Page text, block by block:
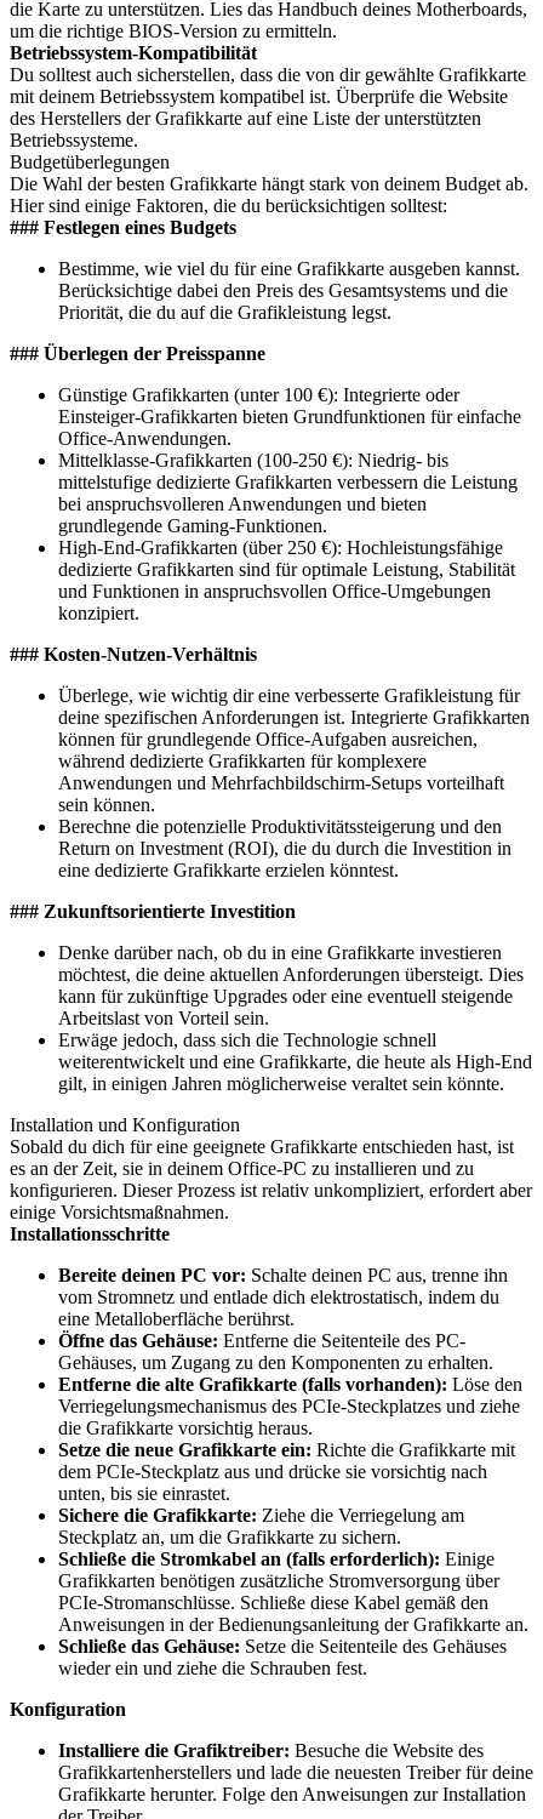
die Karte zu unterstützen. Lies das Handbuch deines Motherboards,
um die richtige BIOS-Version zu ermitteln.
Betriebssystem-Kompatibilität
Du solltest auch sicherstellen, dass die von dir gewählte Grafikkarte
mit deinem Betriebssystem kompatibel ist. Überprüfe die Website
des Herstellers der Grafikkarte auf eine Liste der unterstützten
Betriebssysteme.
Budgetüberlegungen
Die Wahl der besten Grafikkarte hängt stark von deinem Budget ab.
Hier sind einige Faktoren, die du berücksichtigen solltest:
### Festlegen eines Budgets
Bestimme, wie viel du für eine Grafikkarte ausgeben kannst.
Berücksichtige dabei den Preis des Gesamtsystems und die
Priorität, die du auf die Grafikleistung legst.
### Überlegen der Preisspanne
Günstige Grafikkarten (unter 100 €): Integrierte oder
Einsteiger-Grafikkarten bieten Grundfunktionen für einfache
Office-Anwendungen.
Mittelklasse-Grafikkarten (100-250 €): Niedrig- bis
mittelstufige dedizierte Grafikkarten verbessern die Leistung
bei anspruchsvolleren Anwendungen und bieten
grundlegende Gaming-Funktionen.
High-End-Grafikkarten (über 250 €): Hochleistungsfähige
dedizierte Grafikkarten sind für optimale Leistung, Stabilität
und Funktionen in anspruchsvollen Office-Umgebungen
konzipiert.
### Kosten-Nutzen-Verhältnis
Überlege, wie wichtig dir eine verbesserte Grafikleistung für
deine spezifischen Anforderungen ist. Integrierte Grafikkarten
können für grundlegende Office-Aufgaben ausreichen,
während dedizierte Grafikkarten für komplexere
Anwendungen und Mehrfachbildschirm-Setups vorteilhaft
sein können.
Berechne die potenzielle Produktivitätssteigerung und den
Return on Investment (ROI), die du durch die Investition in
eine dedizierte Grafikkarte erzielen könntest.
### Zukunftsorientierte Investition
Denke darüber nach, ob du in eine Grafikkarte investieren
möchtest, die deine aktuellen Anforderungen übersteigt. Dies
kann für zukünftige Upgrades oder eine eventuell steigende
Arbeitslast von Vorteil sein.
Erwäge jedoch, dass sich die Technologie schnell
weiterentwickelt und eine Grafikkarte, die heute als High-End
gilt, in einigen Jahren möglicherweise veraltet sein könnte.
Installation und Konfiguration
Sobald du dich für eine geeignete Grafikkarte entschieden hast, ist
es an der Zeit, sie in deinem Office-PC zu installieren und zu
konfigurieren. Dieser Prozess ist relativ unkompliziert, erfordert aber
einige Vorsichtsmaßnahmen.
Installationsschritte
Bereite deinen PC vor: Schalte deinen PC aus, trenne ihn
vom Stromnetz und entlade dich elektrostatisch, indem du
eine Metalloberfläche berührst.
Öffne das Gehäuse: Entferne die Seitenteile des PC-
Gehäuses, um Zugang zu den Komponenten zu erhalten.
Entferne die alte Grafikkarte (falls vorhanden): Löse den
Verriegelungsmechanismus des PCIe-Steckplatzes und ziehe
die Grafikkarte vorsichtig heraus.
Setze die neue Grafikkarte ein: Richte die Grafikkarte mit
dem PCIe-Steckplatz aus und drücke sie vorsichtig nach
unten, bis sie einrastet.
Sichere die Grafikkarte: Ziehe die Verriegelung am
Steckplatz an, um die Grafikkarte zu sichern.
Schließe die Stromkabel an (falls erforderlich): Einige
Grafikkarten benötigen zusätzliche Stromversorgung über
PCIe-Stromanschlüsse. Schließe diese Kabel gemäß den
Anweisungen in der Bedienungsanleitung der Grafikkarte an.
Schließe das Gehäuse: Setze die Seitenteile des Gehäuses
wieder ein und ziehe die Schrauben fest.
Konfiguration
Installiere die Grafiktreiber: Besuche die Website des
Grafikkartenherstellers und lade die neuesten Treiber für deine
Grafikkarte herunter. Folge den Anweisungen zur Installation